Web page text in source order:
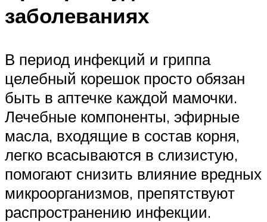
заболеваниях
В период инфекций и гриппа
целебный корешок просто обязан
быть в аптечке каждой мамочки.
Лечебные компоненты, эфирные
масла, входящие в состав корня,
легко всасываются в слизистую,
помогают снизить влияние вредных
микроорганизмов, препятствуют
распространению инфекции.